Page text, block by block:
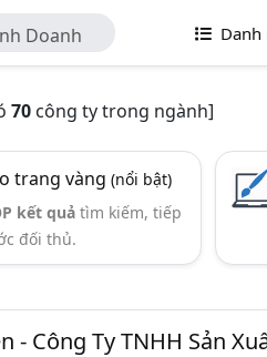
Doanh Danh
70 công ty trong ngành]
trang vàng(nổi bật)
kết quả tìm kiếm, tiếp
đối thủ.
- Công Ty TNHH Sản